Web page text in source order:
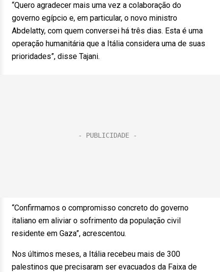
“Quero agradecer mais uma vez a colaboração do
governo egípcio e, em particular, o novo ministro
Abdelatty, com quem conversei há três dias. Esta é uma
operação humanitária que a Itália considera uma de suas
prioridades”, disse Tajani.
“Confirmamos o compromisso concreto do governo
italiano em aliviar o sofrimento da população civil
residente em Gaza”, acrescentou.
Nos últimos meses, a Itália recebeu mais de 300
palestinos que precisaram ser evacuados da Faixa de